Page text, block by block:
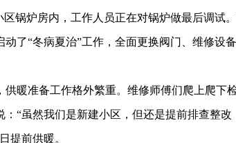
锅炉房内，工作人员正在对锅炉做最后调试
了“冬病夏治”工作，全面更换阀门、维修设
暖准备工作格外繁重。维修师傅们爬上爬下
“虽然我们是新建小区，但还是提前排查整改
提前供暖。